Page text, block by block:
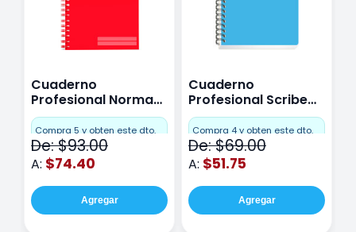
Cuaderno
Profesional Norma
Color Cuadro
Grande 100 Hojas
Compra 5 y obten este dto.
De: $93.00
A: $74.40
Agregar
Cuaderno
Profesional Scribe
Clásico Raya 100
Hojas
Compra 4 y obten este dto.
De: $69.00
A: $51.75
Agregar